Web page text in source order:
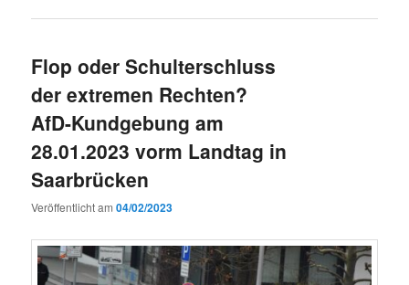
Flop oder Schulterschluss
der extremen Rechten?
AfD-Kundgebung am
28.01.2023 vorm Landtag in
Saarbrücken
Veröffentlicht am04/02/2023